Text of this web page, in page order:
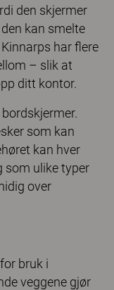
den skjermer
kan smelte
har flere
– slik at
ditt kontor.
som kan
kan hver
som ulike typer
over
bruk i
veggene gjør